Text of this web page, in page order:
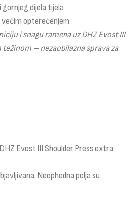
gornjeg dijela tijela
opterećenjem
i snagu ramena uz DHZ Evost III
– nezaobilazna sprava za
Evost III Shoulder Press extra
Neophodna polja su